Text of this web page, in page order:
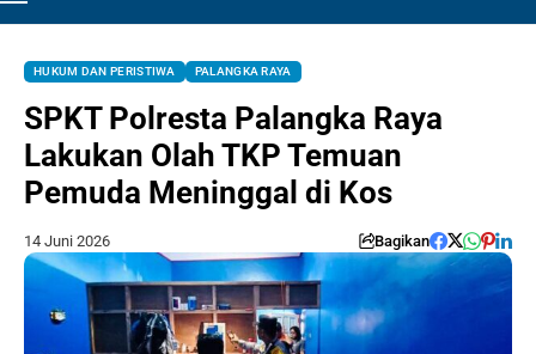
HUKUM DAN PERISTIWA PALANGKA RAYA
SPKT Polresta Palangka Raya
Lakukan Olah TKP Temuan
Pemuda Meninggal di Kos
14 Juni 2026 Bagikan